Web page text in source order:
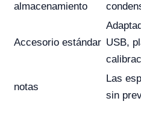
almacenamiento
Accesorio estándar USB,
notas
Las
sin